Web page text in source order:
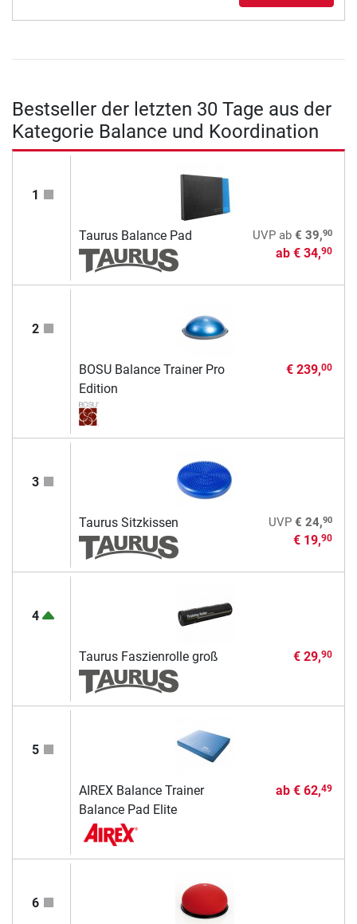
Bestseller der letzten 30 Tage aus der
Kategorie Balance und Koordination
1
Taurus Balance Pad UVPab € 39,90
ab € 34,90
2
BOSU Balance Trainer Pro
Edition
€ 239,00
3
Taurus Sitzkissen UVP € 24,90
€ 19,90
4
Taurus Faszienrolle groß € 29,90
5
AIREX Balance Trainer
Balance Pad Elite
ab € 62,49
6